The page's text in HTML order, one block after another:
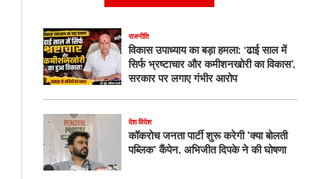
राजनीति
विकास उपाध्याय का बड़ा हमला: ‘ढाई साल में
सिर्फ भ्रष्टाचार और कमीशनखोरी का विकास’,
सरकार पर लगाए गंभीर आरोप
देश-विदेश
कॉकरोच जनता पार्टी शुरू करेगी 'क्या बोलती
पब्लिक' कैंपेन, अभिजीत दिपके ने की घोषणा